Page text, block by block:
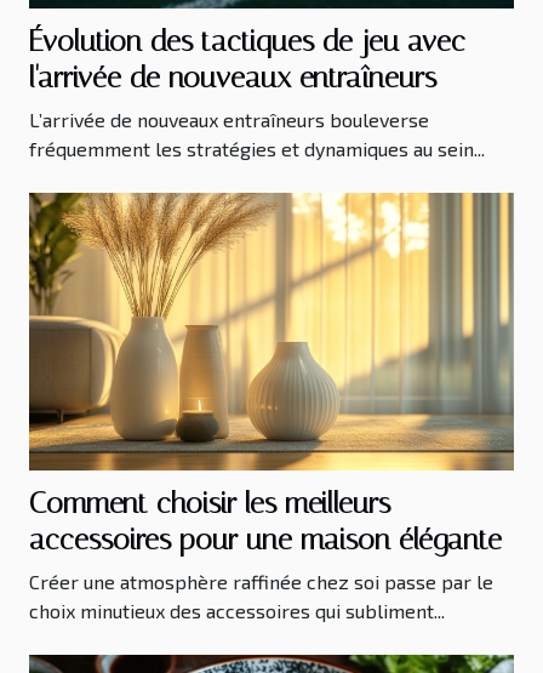
Évolution des tactiques de jeu avec
l'arrivée de nouveaux entraîneurs
L’arrivée de nouveaux entraîneurs bouleverse
fréquemment les stratégies et dynamiques au sein...
Comment choisir les meilleurs
accessoires pour une maison élégante
Créer une atmosphère raffinée chez soi passe par le
choix minutieux des accessoires qui subliment...